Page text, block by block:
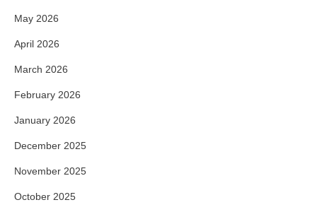
May 2026
April 2026
March 2026
February 2026
January 2026
December 2025
November 2025
October 2025